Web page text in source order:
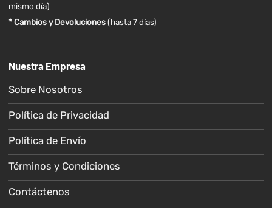
mismo día)
* Cambios y Devoluciones (hasta 7 días)
Nuestra Empresa
Sobre Nosotros
Política de Privacidad
Política de Envío
Términos y Condiciones
Contáctenos